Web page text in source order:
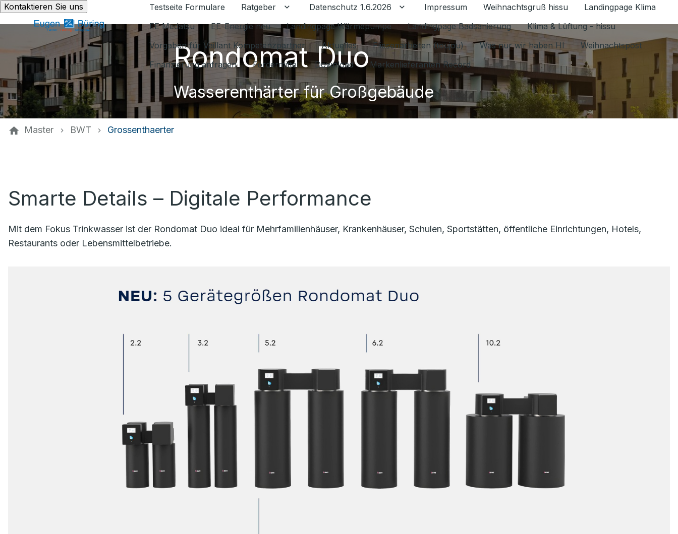
Kontaktieren Sie uns Testseite Formulare Ratgeber Untermenü für Ratgeber umschalten
Datenschutz 1.6.2026 Untermenü für Datenschutz 1.6.2026 umschalten
Impressum Weihnachtsgruß hissu
Landingpage Klima
EE Medatsu
EE-Energie neu Landingpage Wärmepumpe Landingpage Badsanierung
Klima & Lüftung - hissu
Vorgaben für Vaillant Kompetenzpartner
Aktuelles Fliesenarbeiten (toujou) Was nur wir haben HI
Weihnachtspost
Finanzierung anfragen
Fördermittel Download Markenlieferanten Record
Rondomat Duo
Wasserenthärter für Großgebäude
Master BWT Grossenthaerter
Smarte Details – Digitale Performance
Mit dem Fokus Trinkwasser ist der Rondomat Duo ideal für Mehrfamilienhäuser, Krankenhäuser, Schulen, Sportstätten, öffentliche Einrichtungen, Hotels,
Restaurants oder Lebensmittelbetriebe.